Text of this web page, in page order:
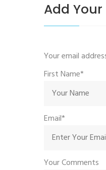
Add
Your email
First Name*
Email*
Your Comments